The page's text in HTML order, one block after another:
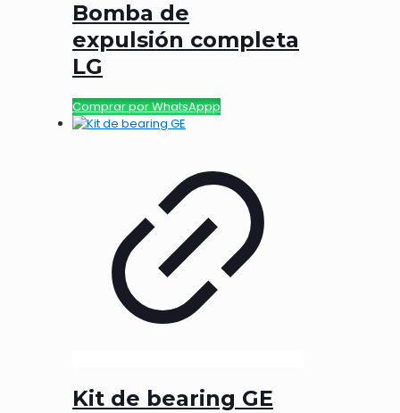
Bomba de
expulsión completa
LG
Comprar por WhatsAppp
Kit de bearing GE